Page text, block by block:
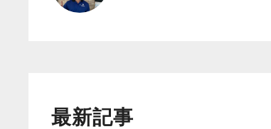
最新記事